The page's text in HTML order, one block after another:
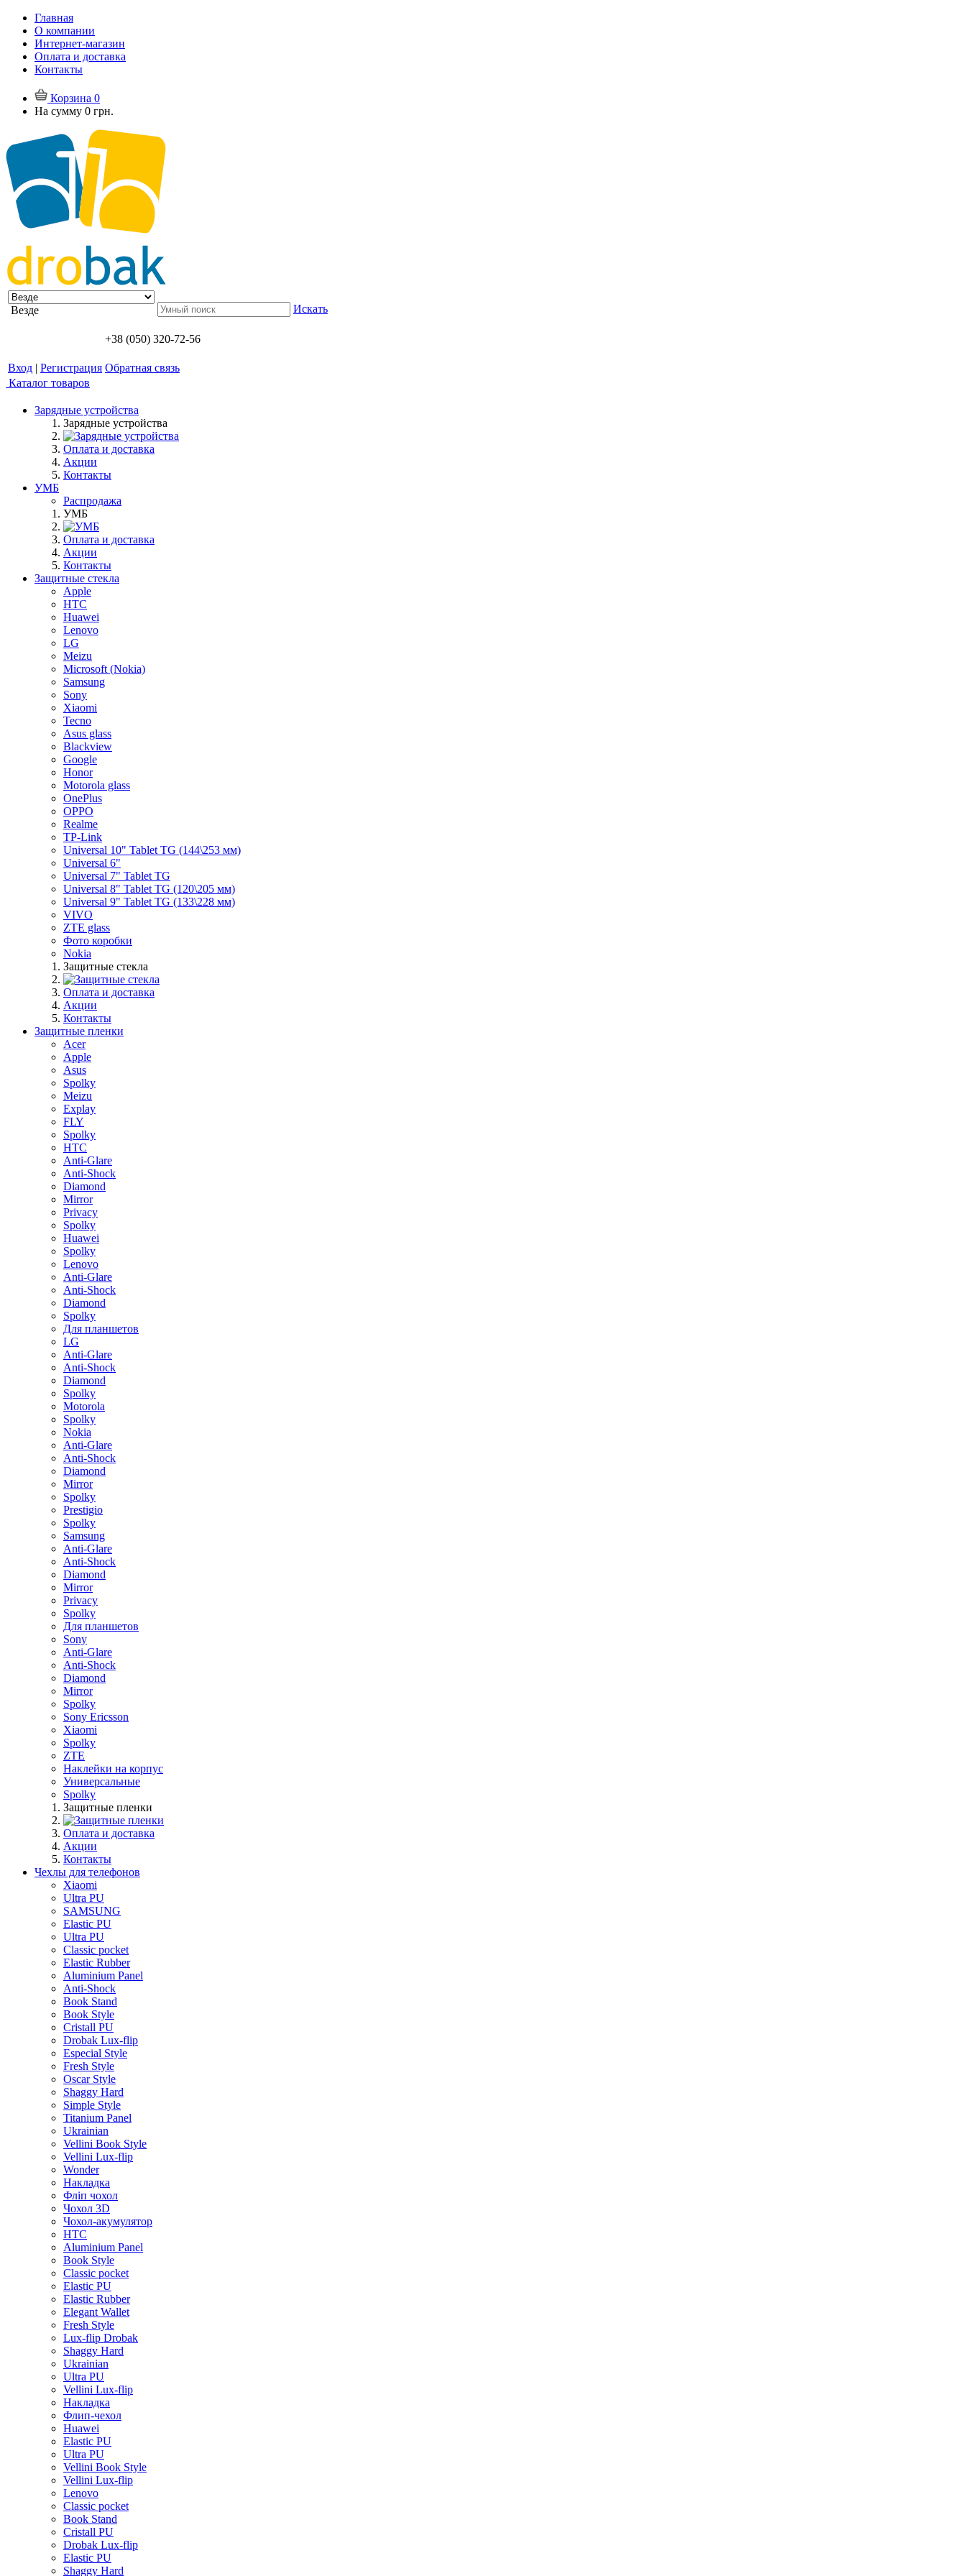
Главная
О компании
Интернет-магазин
Оплата и доставка
Контакты
Корзина 0
На сумму 0 грн.
Везде Искать
+38 (050) 320-72-56
Вход | Регистрация Обратная связь
Каталог товаров
Зарядные устройства
Зарядные устройства
Оплата и доставка
Акции
Контакты
УМБ
Распродажа
УМБ
Оплата и доставка
Акции
Контакты
Защитные стекла
Apple
HTC
Huawei
Lenovo
LG
Meizu
Microsoft (Nokia)
Samsung
Sony
Xiaomi
Tecno
Asus glass
Blackview
Google
Honor
Motorola glass
OnePlus
OPPO
Realme
TP-Link
Universal 10" Tablet TG (144\253 мм)
Universal 6"
Universal 7" Tablet TG
Universal 8" Tablet TG (120\205 мм)
Universal 9" Tablet TG (133\228 мм)
VIVO
ZTE glass
Фото коробки
Nokia
Защитные стекла
Оплата и доставка
Акции
Контакты
Защитные пленки
Acer
Apple
Asus
Spolky
Meizu
Explay
FLY
Spolky
HTC
Anti-Glare
Anti-Shock
Diamond
Mirror
Privacy
Spolky
Huawei
Spolky
Lenovo
Anti-Glare
Anti-Shock
Diamond
Spolky
Для планшетов
LG
Anti-Glare
Anti-Shock
Diamond
Spolky
Motorola
Spolky
Nokia
Anti-Glare
Anti-Shock
Diamond
Mirror
Spolky
Prestigio
Spolky
Samsung
Anti-Glare
Anti-Shock
Diamond
Mirror
Privacy
Spolky
Для планшетов
Sony
Anti-Glare
Anti-Shock
Diamond
Mirror
Spolky
Sony Ericsson
Xiaomi
Spolky
ZTE
Наклейки на корпус
Универсальные
Spolky
Защитные пленки
Оплата и доставка
Акции
Контакты
Чехлы для телефонов
Xiaomi
Ultra PU
SAMSUNG
Elastic PU
Ultra PU
Classic pocket
Elastic Rubber
Aluminium Panel
Anti-Shock
Book Stand
Book Style
Cristall PU
Drobak Lux-flip
Especial Style
Fresh Style
Oscar Style
Shaggy Hard
Simple Style
Titanium Panel
Ukrainian
Vellini Book Style
Vellini Lux-flip
Wonder
Накладка
Фліп чохол
Чохол 3D
Чохол-акумулятор
HTC
Aluminium Panel
Book Style
Classic pocket
Elastic PU
Elastic Rubber
Elegant Wallet
Fresh Style
Lux-flip Drobak
Shaggy Hard
Ukrainian
Ultra PU
Vellini Lux-flip
Накладка
Флип-чехол
Huawei
Elastic PU
Ultra PU
Vellini Book Style
Vellini Lux-flip
Lenovo
Classic pocket
Book Stand
Cristall PU
Drobak Lux-flip
Elastic PU
Shaggy Hard